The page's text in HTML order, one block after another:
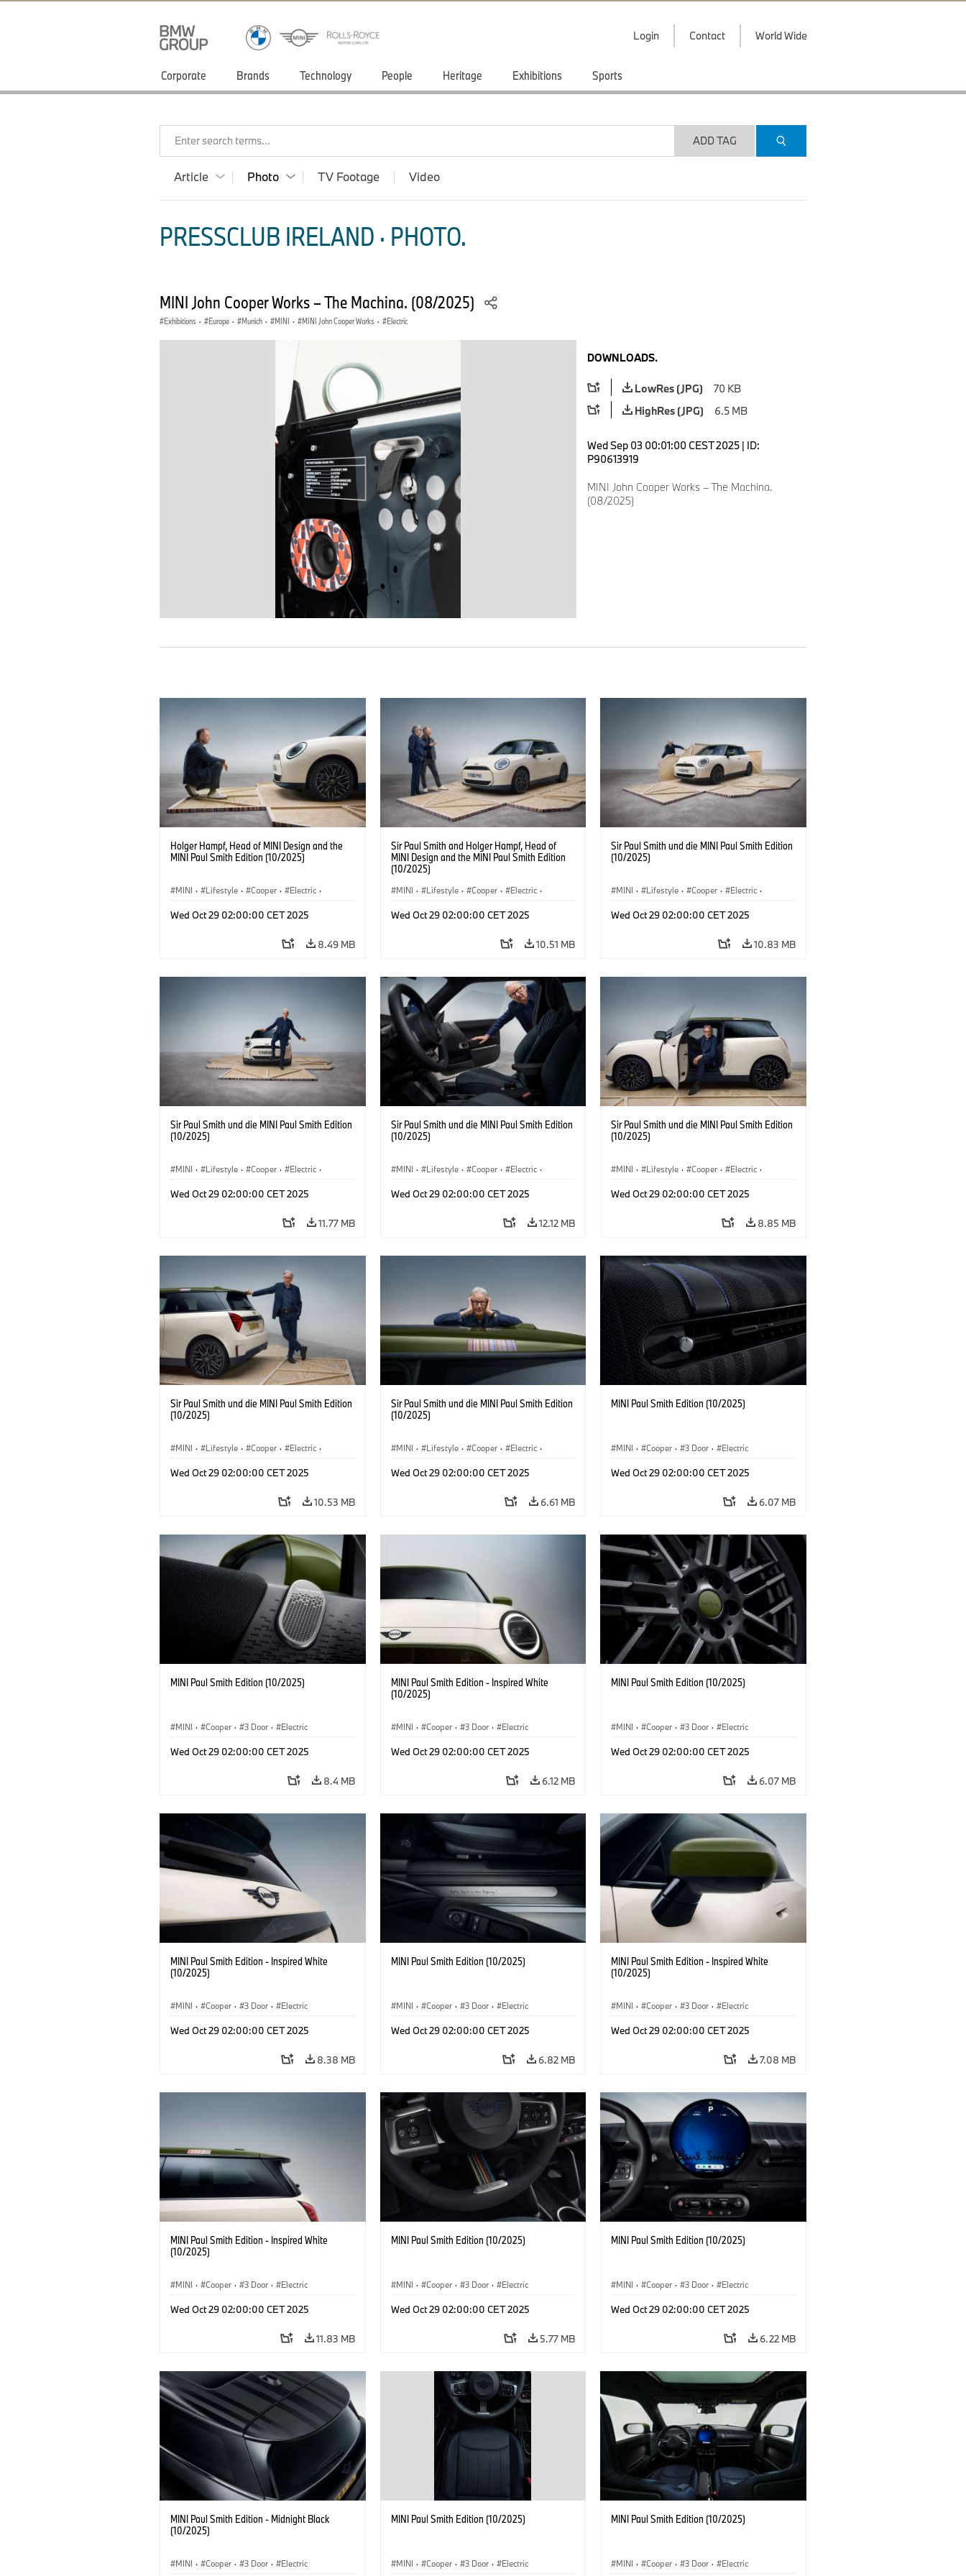
Login Contact World Wide
Corporate Brands Technology People Heritage Exhibitions Sports
Enter search terms... ADD TAG
Article Photo TV Footage Video
PRESSCLUB IRELAND · PHOTO.
MINI John Cooper Works – The Machina. (08/2025)
Exhibitions · Europe · Munich · MINI · MINI John Cooper Works · Electric
DOWNLOADS.
LowRes (JPG)
70 KB
HighRes (JPG)
6.5 MB
Wed Sep 03 00:01:00 CEST 2025 | ID:
P90613919
MINI John Cooper Works – The Machina.
(08/2025)
Holger Hampf, Head of MINI Design and the
MINI Paul Smith Edition (10/2025)
MINI · Lifestyle · Cooper · Electric ·
Wed Oct 29 02:00:00 CET 2025
8.49 MB
Sir Paul Smith and Holger Hampf, Head of
MINI Design and the MINI Paul Smith Edition
(10/2025)
MINI · Lifestyle · Cooper · Electric ·
Wed Oct 29 02:00:00 CET 2025
10.51 MB
Sir Paul Smith und die MINI Paul Smith Edition
(10/2025)
MINI · Lifestyle · Cooper · Electric ·
Wed Oct 29 02:00:00 CET 2025
10.83 MB
Sir Paul Smith und die MINI Paul Smith Edition
(10/2025)
MINI · Lifestyle · Cooper · Electric ·
Wed Oct 29 02:00:00 CET 2025
11.77 MB
Sir Paul Smith und die MINI Paul Smith Edition
(10/2025)
MINI · Lifestyle · Cooper · Electric ·
Wed Oct 29 02:00:00 CET 2025
12.12 MB
Sir Paul Smith und die MINI Paul Smith Edition
(10/2025)
MINI · Lifestyle · Cooper · Electric ·
Wed Oct 29 02:00:00 CET 2025
8.85 MB
Sir Paul Smith und die MINI Paul Smith Edition
(10/2025)
MINI · Lifestyle · Cooper · Electric ·
Wed Oct 29 02:00:00 CET 2025
10.53 MB
Sir Paul Smith und die MINI Paul Smith Edition
(10/2025)
MINI · Lifestyle · Cooper · Electric ·
Wed Oct 29 02:00:00 CET 2025
6.61 MB
MINI Paul Smith Edition (10/2025)
MINI · Cooper · 3 Door · Electric
Wed Oct 29 02:00:00 CET 2025
6.07 MB
MINI Paul Smith Edition (10/2025)
MINI · Cooper · 3 Door · Electric
Wed Oct 29 02:00:00 CET 2025
8.4 MB
MINI Paul Smith Edition - Inspired White
(10/2025)
MINI · Cooper · 3 Door · Electric
Wed Oct 29 02:00:00 CET 2025
6.12 MB
MINI Paul Smith Edition (10/2025)
MINI · Cooper · 3 Door · Electric
Wed Oct 29 02:00:00 CET 2025
6.07 MB
MINI Paul Smith Edition - Inspired White
(10/2025)
MINI · Cooper · 3 Door · Electric
Wed Oct 29 02:00:00 CET 2025
8.38 MB
MINI Paul Smith Edition (10/2025)
MINI · Cooper · 3 Door · Electric
Wed Oct 29 02:00:00 CET 2025
6.82 MB
MINI Paul Smith Edition - Inspired White
(10/2025)
MINI · Cooper · 3 Door · Electric
Wed Oct 29 02:00:00 CET 2025
7.08 MB
MINI Paul Smith Edition - Inspired White
(10/2025)
MINI · Cooper · 3 Door · Electric
Wed Oct 29 02:00:00 CET 2025
11.83 MB
MINI Paul Smith Edition (10/2025)
MINI · Cooper · 3 Door · Electric
Wed Oct 29 02:00:00 CET 2025
5.77 MB
MINI Paul Smith Edition (10/2025)
MINI · Cooper · 3 Door · Electric
Wed Oct 29 02:00:00 CET 2025
6.22 MB
MINI Paul Smith Edition - Midnight Black
(10/2025)
MINI · Cooper · 3 Door · Electric
MINI Paul Smith Edition (10/2025)
MINI · Cooper · 3 Door · Electric
MINI Paul Smith Edition (10/2025)
MINI · Cooper · 3 Door · Electric